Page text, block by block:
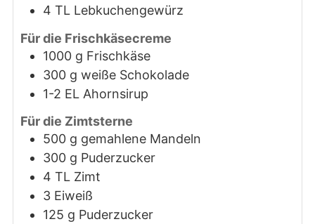
4 TL Lebkuchengewürz
Für die Frischkäsecreme
1000 g Frischkäse
300 g weiße Schokolade
1-2 EL Ahornsirup
Für die Zimtsterne
500 g gemahlene Mandeln
300 g Puderzucker
4 TL Zimt
3 Eiweiß
125 g Puderzucker